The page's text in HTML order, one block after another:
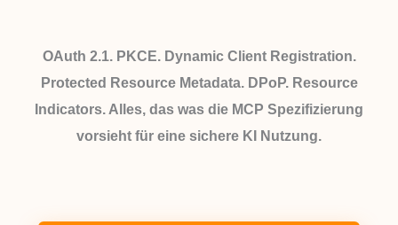
OAuth 2.1. PKCE. Dynamic Client Registration.
Protected Resource Metadata. DPoP. Resource
Indicators. Alles, das was die MCP Spezifizierung
vorsieht für eine sichere KI Nutzung.